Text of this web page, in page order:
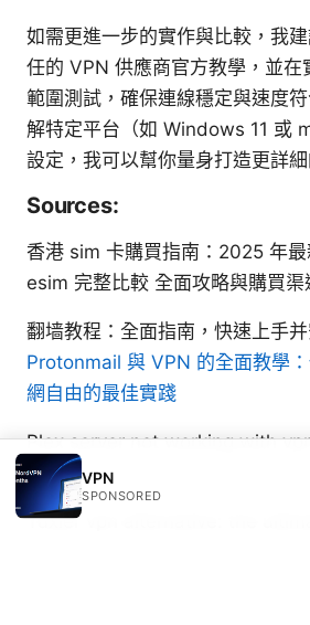
如需更進一步的實作與比較，我
任的 VPN 供應商官方教學，並在
範圍測試，確保連線穩定與速度
解特定平台（如 Windows 11 或
設定，我可以幫你量身打造更詳細
Sources:
香港 sim 卡購買指南：2025 年
esim 完整比較 全面攻略與購買渠
翻墙教程：全面指南，快速上手
Protonmail 與 VPN 的全面教學
網自由的最佳實踐
Plex server not working with
it
Tuxler vpn alternative: the
VPN
SPONSORED